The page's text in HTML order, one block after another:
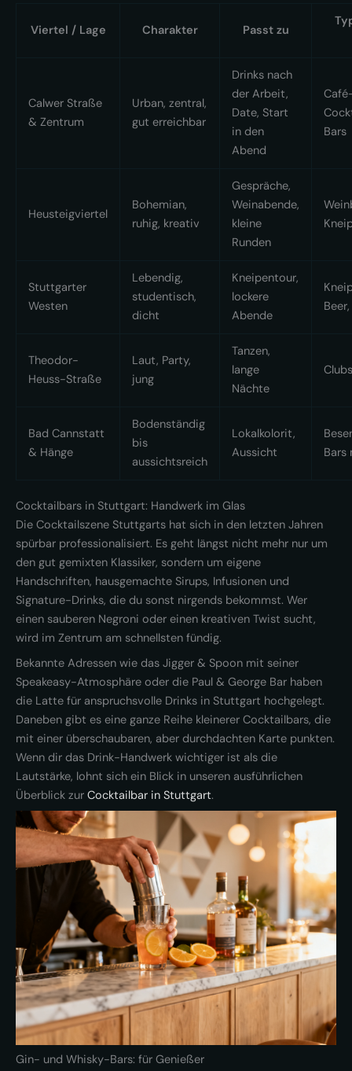
Viertel / Lage Charakter Passt zu
Calwer Straße
& Zentrum
Urban, zentral,
gut erreichbar
Drinks nach
der Arbeit,
Date, Start
in den
Abend
Bars
Heusteigviertel
Bohemian,
ruhig, kreativ
Gespräche,
Weinabende,
kleine
Runden
Stuttgarter
Westen
Lebendig,
studentisch,
dicht
Kneipentour,
lockere
Abende
Theodor-
Heuss-Straße
Laut, Party,
jung
Tanzen,
lange
Nächte
Bad Cannstatt
& Hänge
Bodenständig
bis
aussichtsreich
Lokalkolorit,
Aussicht
Bars
Cocktailbars in Stuttgart: Handwerk im Glas
Die Cocktailszene Stuttgarts hat sich in den letzten Jahren
spürbar professionalisiert. Es geht längst nicht mehr nur um
den gut gemixten Klassiker, sondern um eigene
Handschriften, hausgemachte Sirups, Infusionen und
Signature-Drinks, die du sonst nirgends bekommst. Wer
einen sauberen Negroni oder einen kreativen Twist sucht,
wird im Zentrum am schnellsten fündig.
Bekannte Adressen wie das Jigger & Spoon mit seiner
Speakeasy-Atmosphäre oder die Paul & George Bar haben
die Latte für anspruchsvolle Drinks in Stuttgart hochgelegt.
Daneben gibt es eine ganze Reihe kleinerer Cocktailbars, die
mit einer überschaubaren, aber durchdachten Karte punkten.
Wenn dir das Drink-Handwerk wichtiger ist als die
Lautstärke, lohnt sich ein Blick in unseren ausführlichen
Überblick zur Cocktailbar in Stuttgart.
Gin- und Whisky-Bars: für Genießer